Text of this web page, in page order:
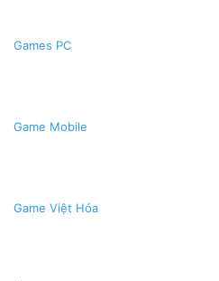
Games PC
Game Mobile
Game Việt Hóa